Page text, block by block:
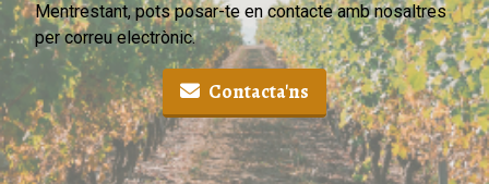
Mentrestant, pots posar-te en contacte amb nosaltres
per correu electrònic.
Contacta'ns